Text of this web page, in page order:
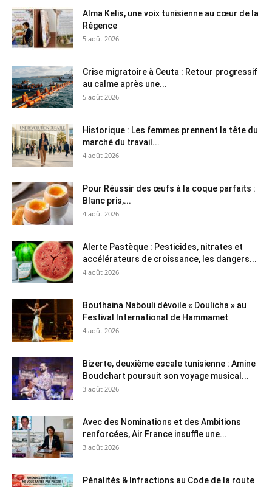
Alma Kelis, une voix tunisienne au cœur de la
Régence
5 août 2026
Crise migratoire à Ceuta : Retour progressif
au calme après une...
5 août 2026
Historique : Les femmes prennent la tête du
marché du travail...
4 août 2026
Pour Réussir des œufs à la coque parfaits :
Blanc pris,...
4 août 2026
Alerte Pastèque : Pesticides, nitrates et
accélérateurs de croissance, les dangers...
4 août 2026
Bouthaina Nabouli dévoile « Doulicha » au
Festival International de Hammamet
4 août 2026
Bizerte, deuxième escale tunisienne : Amine
Boudchart poursuit son voyage musical...
3 août 2026
Avec des Nominations et des Ambitions
renforcées, Air France insuffle une...
3 août 2026
Pénalités & Infractions au Code de la route